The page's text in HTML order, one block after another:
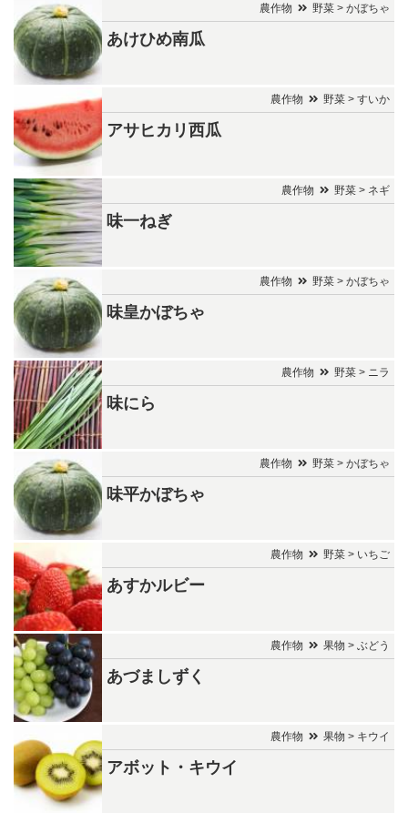
農作物 野菜 > かぼちゃ
あけひめ南瓜
農作物 野菜 > すいか
アサヒカリ西瓜
農作物 野菜 > ネギ
味一ねぎ
農作物 野菜 > かぼちゃ
味皇かぼちゃ
農作物 野菜 > ニラ
味にら
農作物 野菜 > かぼちゃ
味平かぼちゃ
農作物 野菜 > いちご
あすかルビー
農作物 果物 > ぶどう
あづましずく
農作物 果物 > キウイ
アボット・キウイ